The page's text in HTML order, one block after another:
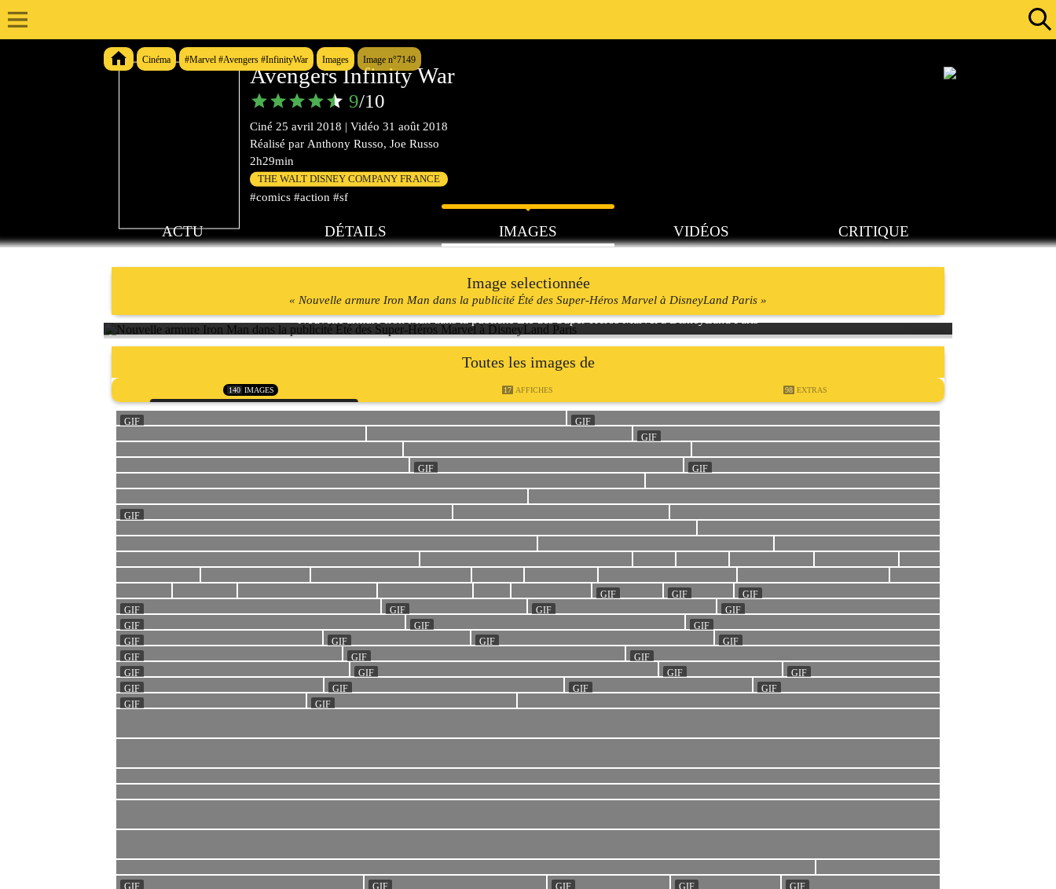
Cinéma #Marvel #Avengers #InfinityWar Images Image n°7149
Avengers Infinity War
9/10
Ciné 25 avril 2018 | Vidéo 31 août 2018
Réalisé par Anthony Russo, Joe Russo
2h29min
THE WALT DISNEY COMPANY FRANCE
#comics #action #sf
ACTU DÉTAILS IMAGES VIDÉOS CRITIQUE
Image selectionnée
« Nouvelle armure Iron Man dans la publicité Été des Super-Héros Marvel à DisneyLand Paris »
Nouvelle armure Iron Man dans la publicité Été des Super-Héros Marvel à DisneyLand Paris
Toutes les images de
140 IMAGES 17 AFFICHES 98 EXTRAS